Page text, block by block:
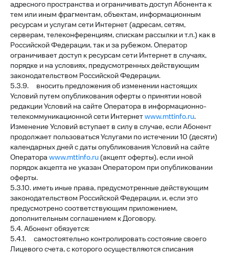
адресного пространства и ограничивать доступ Абонента к
тем или иным фрагментам, объектам, информационным
ресурсам и услугам сети Интернет (адресам, сетям,
серверам, телеконференциям, спискам рассылки и т.п.) как в
Российской Федерации, так и за рубежом. Оператор
ограничивает доступ к ресурсам сети Интернет в случаях,
порядке и на условиях, предусмотренных действующим
законодательством Российской Федерации.
5.3.9. вносить предложения об изменении настоящих
Условий путем опубликования оферты о принятии новой
редакции Условий на сайте Оператора в информационно-
телекоммуникационной сети Интернетwww.mttinfo.ru.
Изменение Условий вступает в силу в случае, если Абонент
продолжает пользоваться Услугами по истечении 10 (десяти)
календарных дней с даты опубликования Условий на сайте
Оператора www.mttinfo.ru(акцепт оферты), если иной
порядок акцепта не указан Оператором при опубликовании
оферты.
5.3.10. иметь иные права, предусмотренные действующим
законодательством Российской Федерации, и, если это
предусмотрено соответствующим приложением,
дополнительным соглашением к Договору.
5.4. Абонент обязуется:
5.4.1. самостоятельно контролировать состояние своего
Лицевого счета, с которого осуществляются списания